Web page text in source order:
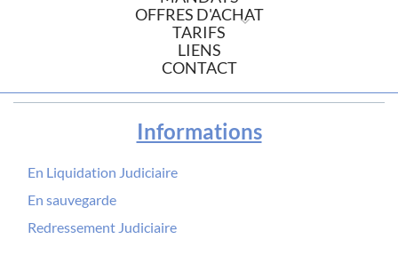
OFFRES D'ACHAT
TARIFS
LIENS
CONTACT
Informations
En Liquidation Judiciaire
En sauvegarde
Redressement Judiciaire